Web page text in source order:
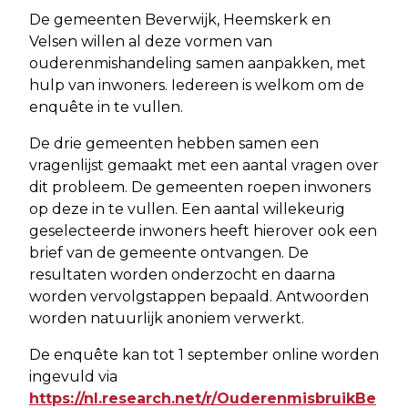
De gemeenten Beverwijk, Heemskerk en
Velsen willen al deze vormen van
ouderenmishandeling samen aanpakken, met
hulp van inwoners. Iedereen is welkom om de
enquête in te vullen.
De drie gemeenten hebben samen een
vragenlijst gemaakt met een aantal vragen over
dit probleem. De gemeenten roepen inwoners
op deze in te vullen. Een aantal willekeurig
geselecteerde inwoners heeft hierover ook een
brief van de gemeente ontvangen. De
resultaten worden onderzocht en daarna
worden vervolgstappen bepaald. Antwoorden
worden natuurlijk anoniem verwerkt.
De enquête kan tot 1 september online worden
ingevuld via
https://nl.research.net/r/OuderenmisbruikBe